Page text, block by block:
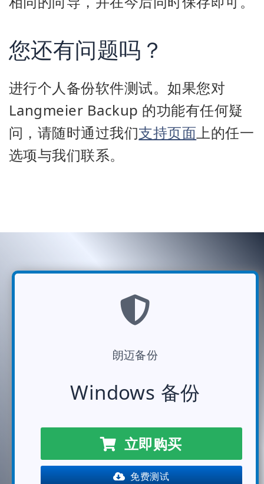
您还有问题吗？
进行个人备份软件测试。如果您对
Langmeier Backup 的功能有任何疑
问，请随时通过我们支持页面上的任一
选项与我们联系。
朗迈备份
Windows 备份
立即购买
免费测试